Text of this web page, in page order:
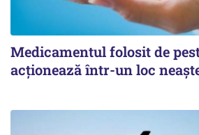
Medicamentul folosit de
acționează într-un loc